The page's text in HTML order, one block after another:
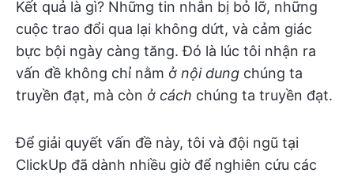
Kết quả là gì? Những tin nhắn bị bỏ lỡ, những
cuộc trao đổi qua lại không dứt, và cảm giác
bực bội ngày càng tăng. Đó là lúc tôi nhận ra
vấn đề không chỉ nằm ở nội dung chúng ta
truyền đạt, mà còn ở cách chúng ta truyền đạt.
Để giải quyết vấn đề này, tôi và đội ngũ tại
ClickUp đã dành nhiều giờ để nghiên cứu các